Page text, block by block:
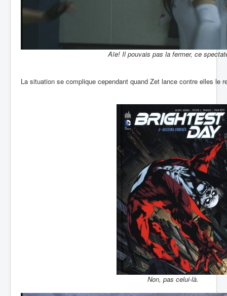
Aïe! Il pouvais pas la fermer, ce
La situation se complique cependant quand Zet lance contre elles le
Non, pas celui-là.